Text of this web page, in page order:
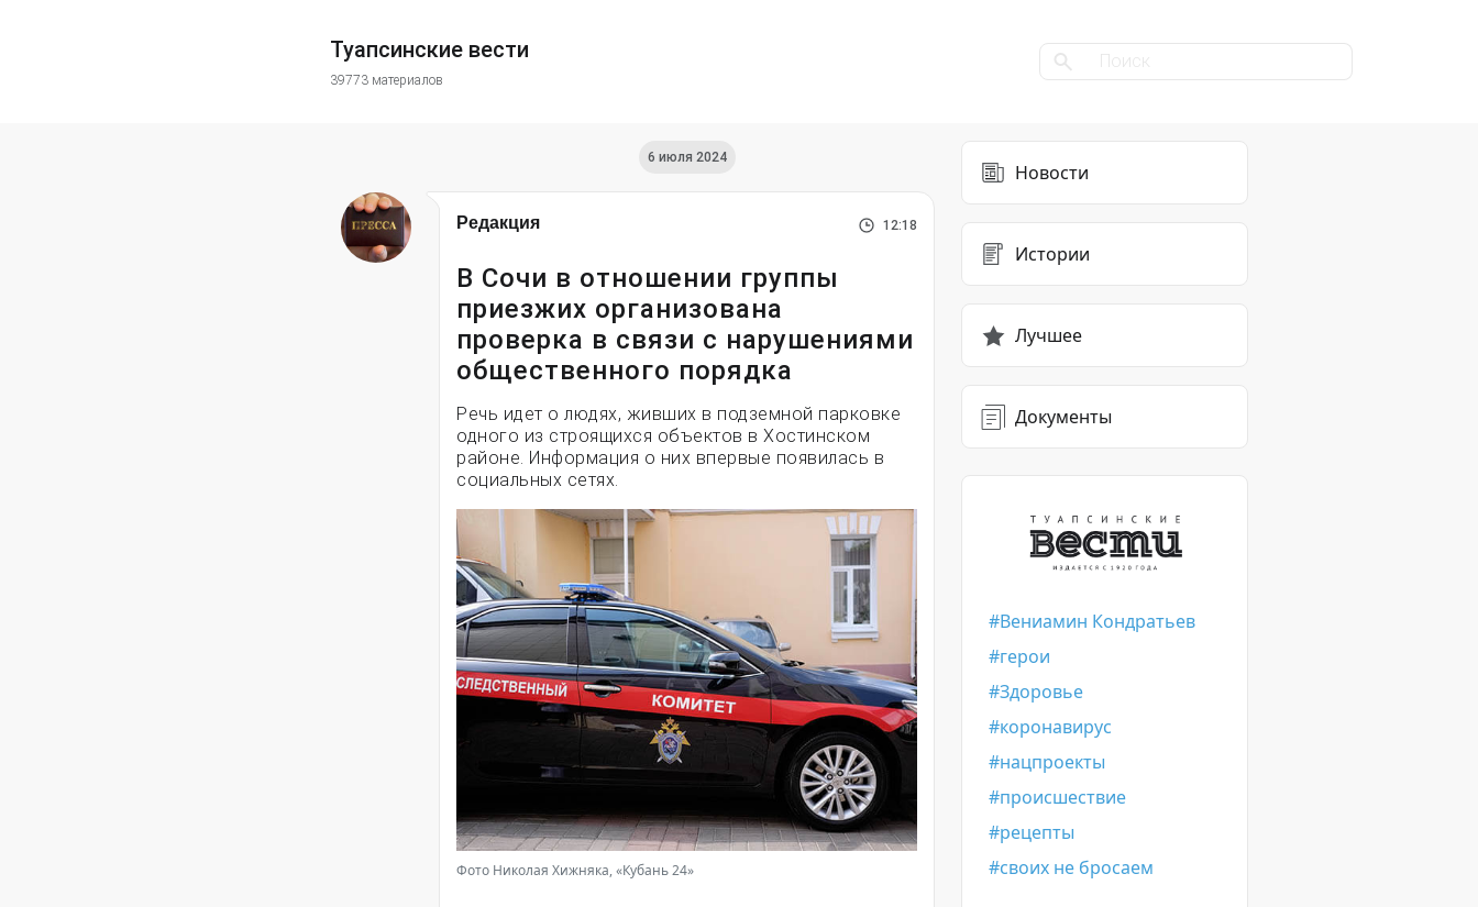
Туапсинские вести
39773 материалов
6 июля 2024
Редакция 12:18
В Сочи в отношении группы
приезжих организована
проверка в связи с нарушениями
общественного порядка
Речь идет о людях, живших в подземной парковке
одного из строящихся объектов в Хостинском
районе. Информация о них впервые появилась в
социальных сетях.
Фото Николая Хижняка, «Кубань 24»
Новости
Истории
Лучшее
Документы
Вениамин Кондратьев
герои
Здоровье
коронавирус
нацпроекты
происшествие
рецепты
своих не бросаем